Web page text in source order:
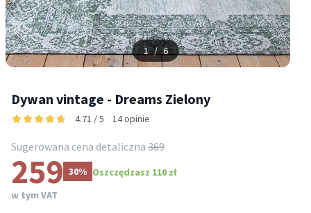
1 / 6
Dywan vintage - Dreams Zielony
4.71 / 5 14 opinie
Sugerowana cena detaliczna 369
259 30% Oszczędzasz 110 zł
w tym VAT